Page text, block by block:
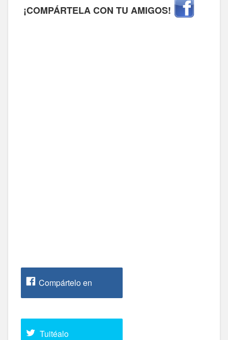
¡COMPÁRTELA CON TU AMIGOS!
Compártelo en
Tuitéalo